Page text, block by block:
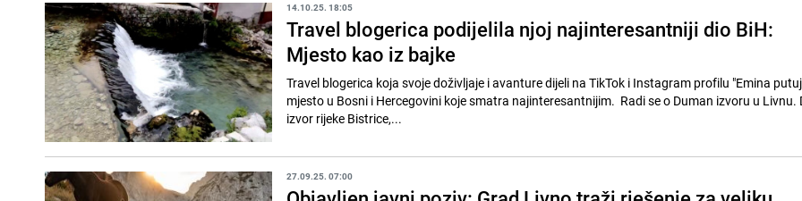
14.10.25. 18:05
Travel blogerica podijelila njoj najinteresantniji dio BiH:
Mjesto kao iz bajke
Travel blogerica koja svoje doživljaje i avanture dijeli na TikTok i Instagram profilu "Emina
mjesto u Bosni i Hercegovini koje smatra najinteresantnijim. Radi se o Duman izvoru u Livnu.
izvor rijeke Bistrice,...
27.09.25. 07:00